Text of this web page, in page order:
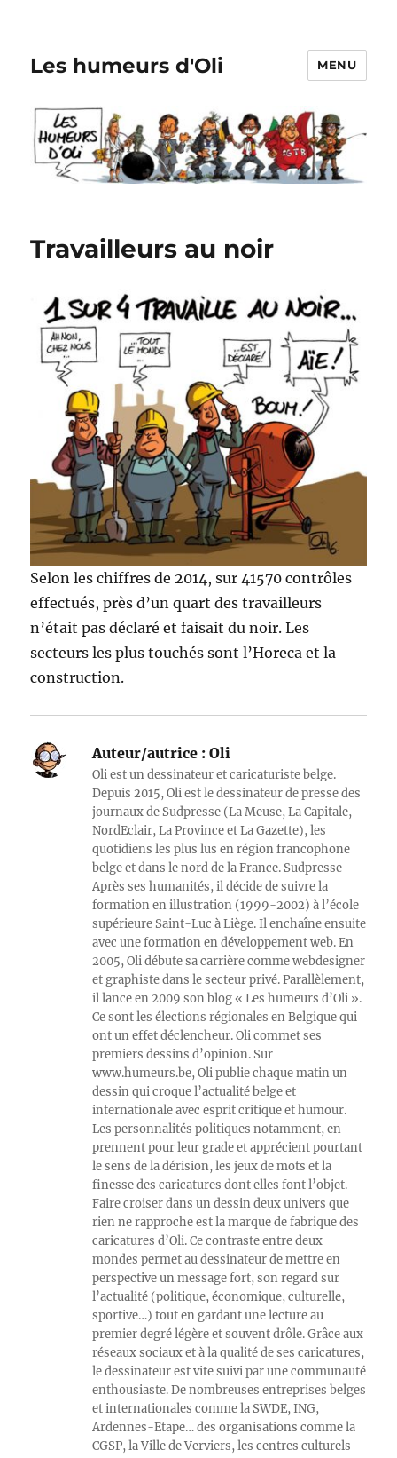
Les humeurs d'Oli MENU
Travailleurs au noir
Selon les chiffres de 2014, sur 41570 contrôles
effectués, près d’un quart des travailleurs
n’était pas déclaré et faisait du noir. Les
secteurs les plus touchés sont l’Horeca et la
construction.
Auteur/autrice : Oli
Oli est un dessinateur et caricaturiste belge.
Depuis 2015, Oli est le dessinateur de presse des
journaux de Sudpresse (La Meuse, La Capitale,
NordEclair, La Province et La Gazette), les
quotidiens les plus lus en région francophone
belge et dans le nord de la France. Sudpresse
Après ses humanités, il décide de suivre la
formation en illustration (1999-2002) à l’école
supérieure Saint-Luc à Liège. Il enchaîne ensuite
avec une formation en développement web. En
2005, Oli débute sa carrière comme webdesigner
et graphiste dans le secteur privé. Parallèlement,
il lance en 2009 son blog « Les humeurs d’Oli ».
Ce sont les élections régionales en Belgique qui
ont un effet déclencheur. Oli commet ses
premiers dessins d’opinion. Sur
www.humeurs.be, Oli publie chaque matin un
dessin qui croque l’actualité belge et
internationale avec esprit critique et humour.
Les personnalités politiques notamment, en
prennent pour leur grade et apprécient pourtant
le sens de la dérision, les jeux de mots et la
finesse des caricatures dont elles font l’objet.
Faire croiser dans un dessin deux univers que
rien ne rapproche est la marque de fabrique des
caricatures d’Oli. Ce contraste entre deux
mondes permet au dessinateur de mettre en
perspective un message fort, son regard sur
l’actualité (politique, économique, culturelle,
sportive…) tout en gardant une lecture au
premier degré légère et souvent drôle. Grâce aux
réseaux sociaux et à la qualité de ses caricatures,
le dessinateur est vite suivi par une communauté
enthousiaste. De nombreuses entreprises belges
et internationales comme la SWDE, ING,
Ardennes-Etape… des organisations comme la
CGSP, la Ville de Verviers, les centres culturels